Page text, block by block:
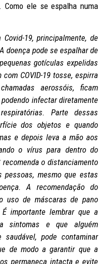
ele se espalha numa
Covid-19, principalmente, de
doença pode se espalhar de
gotículas expelidas
COVID-19 tosse, espirra
aerossóis, ficam
infectar diretamente
Parte dessas
dos objetos e quando
e depois leva a mão aos
o vírus para dentro do
o distanciamento
mesmo que estas
A recomendação do
uso de máscaras de pano
importante lembrar que a
sintomas e que alguém
saudável, pode contaminar
de modo a garantir que a
permaneça intacta e evite